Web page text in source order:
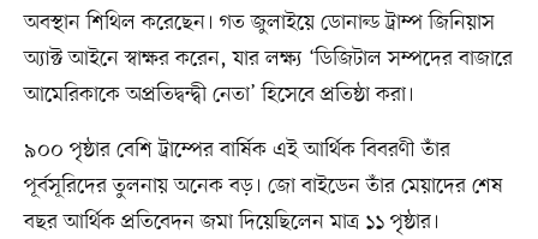
অবস্থান শিথিল করেছেন। গত জুলাইয়ে ডোনাল্ড ট্রাম্প জিনিয়াস
অ্যাক্ট আইনে স্বাক্ষর করেন, যার লক্ষ্য ‘ডিজিটাল সম্পদের বাজারে
আমেরিকাকে অপ্রতিদ্বন্দ্বী নেতা’ হিসেবে প্রতিষ্ঠা করা।
৯০০ পৃষ্ঠার বেশি ট্রাম্পের বার্ষিক এই আর্থিক বিবরণী তাঁর
পূর্বসূরিদের তুলনায় অনেক বড়। জো বাইডেন তাঁর মেয়াদের শেষ
বছর আর্থিক প্রতিবেদন জমা দিয়েছিলেন মাত্র ১১ পৃষ্ঠার।